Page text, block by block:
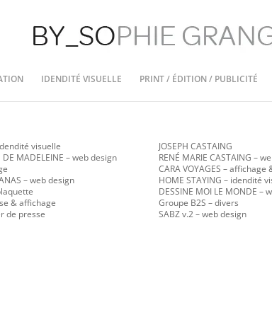
IDENDITÉ VISUELLE PRINT / ÉDITION / PUBLICITÉ
visuelle
DE MADELEINE – web design
– web design
& affichage
de presse
JOSEPH CASTAING
RENÉ MARIE CASTAING –
CARA VOYAGES – affichage
HOME STAYING – idendité
DESSINE MOI LE MONDE –
Groupe B2S – divers
SABZ v.2– web design